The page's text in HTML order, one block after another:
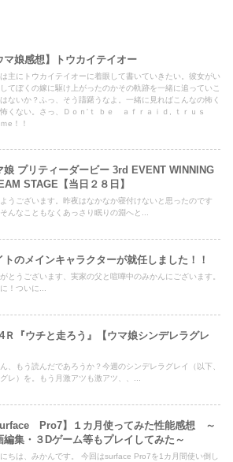
マ娘感想】トウカイテイオー
主にトウカイテイオーに着眼して書いていきたい。彼女がい
てぼくの嫁に駆け上がったのかその軌跡を一緒に追っていこ
ないか？ふっ、そう躊躇うなよ。一緒に見ればこんなの怖く
くない。さっ、Ｄｏｎ'ｔ ｂｅ ａｆｒａｉｄ, ｔｒｕｓ
e！！
娘 プリティーダービー 3rd EVENT WINNING
STAGE【当日２８日】
うございます。昨夜はなかなか寝付けないと思ったのです
んなこともなくあっさり眠りの淵へと...
トのメインキャラクターが就任しました！！
とうございます、実家の父と喧嘩中のみかんにございます。
！ついに...
Ｒ『ウチと走ろう』【ウマ娘シンデレラグレ
、もう読んだであろうか？今週のシンデレラグレイ（以下、
レ）を。もう月激アツも激アツ、、...
Pro7】１カ月使ってみた性能感想 ～
編集・３Dゲーム等もプレイしてみた～
にちは、みかんです。 今回はsurface Pro7を1カ月間使い倒し